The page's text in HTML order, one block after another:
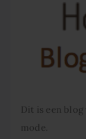
Dit is een
mode.